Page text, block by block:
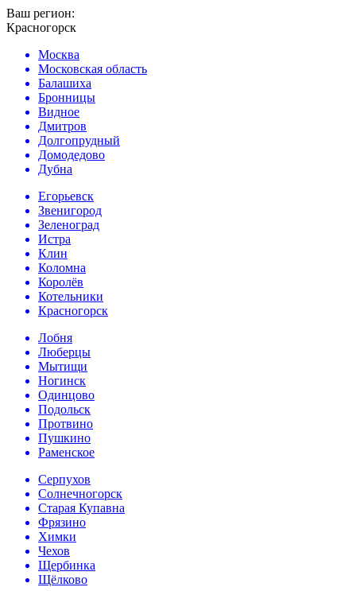
Ваш регион:
Красногорск
Москва
Московская область
Балашиха
Бронницы
Видное
Дмитров
Долгопрудный
Домодедово
Дубна
Егорьевск
Звенигород
Зеленоград
Истра
Клин
Коломна
Королёв
Котельники
Красногорск
Лобня
Люберцы
Мытищи
Ногинск
Одинцово
Подольск
Протвино
Пушкино
Раменское
Серпухов
Солнечногорск
Старая Купавна
Фрязино
Химки
Чехов
Щербинка
Щёлково